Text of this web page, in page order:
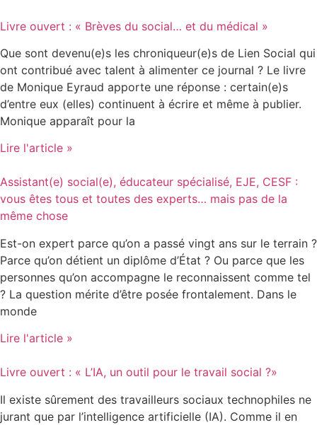
Livre ouvert : « Brèves du social… et du médical »
Que sont devenu(e)s les chroniqueur(e)s de Lien Social qui
ont contribué avec talent à alimenter ce journal ? Le livre
de Monique Eyraud apporte une réponse : certain(e)s
d’entre eux (elles) continuent à écrire et même à publier.
Monique apparaît pour la
Lire l'article »
Assistant(e) social(e), éducateur spécialisé, EJE, CESF :
vous êtes tous et toutes des experts… mais pas de la
même chose
Est-on expert parce qu’on a passé vingt ans sur le terrain ?
Parce qu’on détient un diplôme d’État ? Ou parce que les
personnes qu’on accompagne le reconnaissent comme tel
? La question mérite d’être posée frontalement. Dans le
monde
Lire l'article »
Livre ouvert : « L’IA, un outil pour le travail social ?»
Il existe sûrement des travailleurs sociaux technophiles ne
jurant que par l’intelligence artificielle (IA). Comme il en